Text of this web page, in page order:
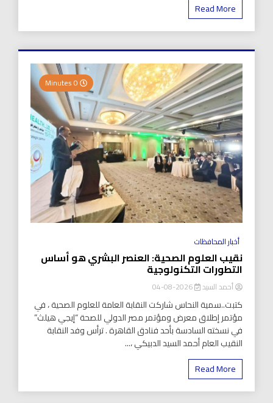
Read More
أخبار المحافظات
نقيب العلوم الصحية: العنصر البشري هو أساس
التطورات التكنولوجية
أحمد السيد 2026-08-04
كتبت..سمية النحاس شاركت النقابة العامة للعلوم الصحية ، في
مؤتمر إطلاق معرض ومؤتمر مصر الدولي للصحة “إيجي هيلث”
في نسخته السادسة بأحد فنادق القاهرة . ترأس وفد النقابة
النقيب العام أحمد السيد الدبيكي ،...
Read More